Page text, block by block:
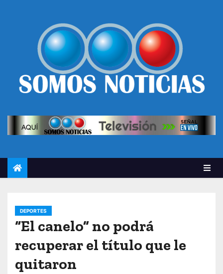
DEPORTES
“El canelo” no podrá
recuperar el título que le
quitaron